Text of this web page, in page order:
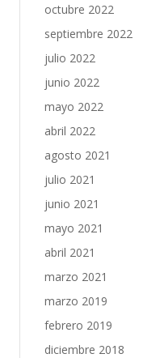
octubre 2022
septiembre 2022
julio 2022
junio 2022
mayo 2022
abril 2022
agosto 2021
julio 2021
junio 2021
mayo 2021
abril 2021
marzo 2021
marzo 2019
febrero 2019
diciembre 2018